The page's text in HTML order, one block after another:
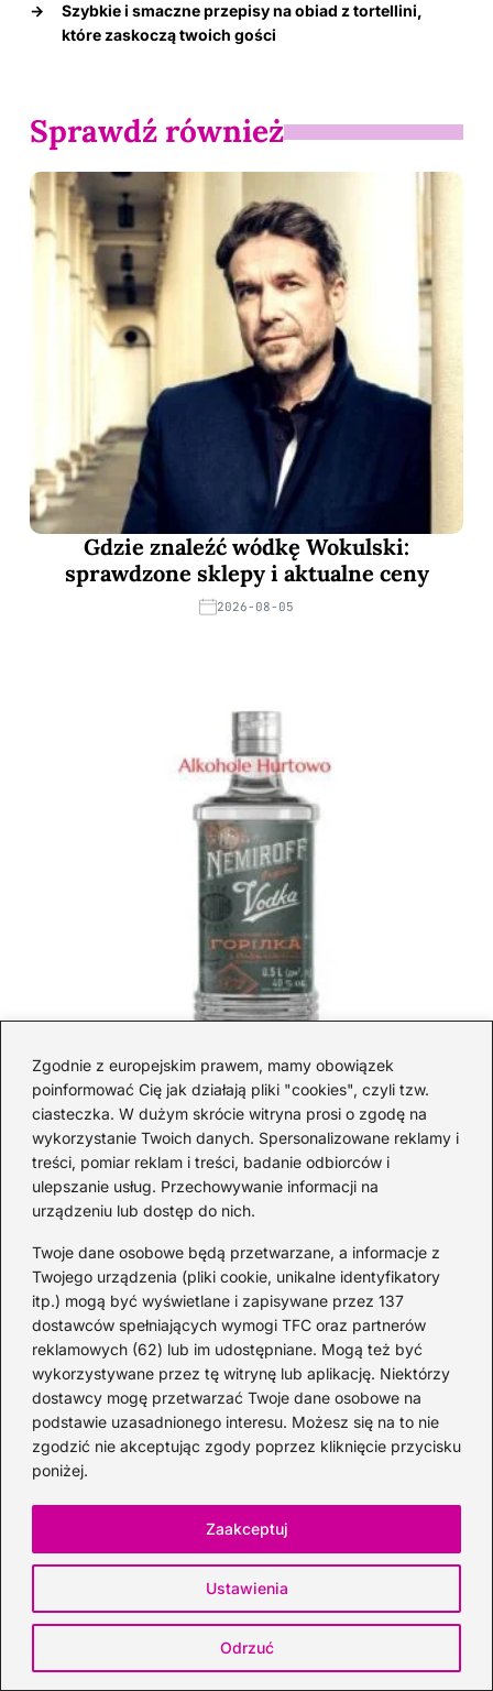
Zgodnie z europejskim prawem, mamy obowiązek
poinformować Cię jak działają pliki "cookies", czyli tzw.
ciasteczka. W dużym skrócie witryna prosi o zgodę na
wykorzystanie Twoich danych. Spersonalizowane reklamy i
treści, pomiar reklam i treści, badanie odbiorców i
ulepszanie usług. Przechowywanie informacji na
urządzeniu lub dostęp do nich.
Twoje dane osobowe będą przetwarzane, a informacje z
Twojego urządzenia (pliki cookie, unikalne identyfikatory
itp.) mogą być wyświetlane i zapisywane przez 137
dostawców spełniających wymogi TFC oraz partnerów
reklamowych (62) lub im udostępniane. Mogą też być
wykorzystywane przez tę witrynę lub aplikację. Niektórzy
dostawcy mogę przetwarzać Twoje dane osobowe na
podstawie uzasadnionego interesu. Możesz się na to nie
zgodzić nie akceptując zgody poprzez kliknięcie przycisku
poniżej.
Ustawienia
Odrzuć
Zaakceptuj
→
Szybkie i smaczne przepisy na obiad z tortellini,
które zaskoczą twoich gości
Sprawdź również
Gdzie znaleźć wódkę Wokulski:
sprawdzone sklepy i aktualne ceny
2026-08-05
Gdzie kupić Nemiroff: porównanie
sklepów i aktualne ceny
2026-08-03
Alkohol na walentynki: 10 pomysłów na
prezenty i drinki dla niej i dla niego
2026-08-01